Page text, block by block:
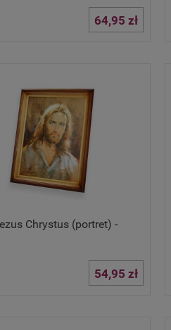
64,95 zł
Chrystus (portret) -
54,95 zł